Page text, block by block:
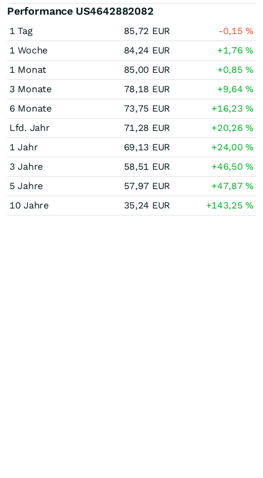
Performance US4642882082
1 Tag 85,72 EUR -0,15%
1 Woche
84,24 EUR +1,76%
1 Monat
85,00 EUR +0,85%
3 Monate
78,18 EUR +9,64%
6 Monate
73,75 EUR +16,23%
Lfd. Jahr
71,28 EUR +20,26%
1 Jahr
69,13 EUR +24,00%
3 Jahre
58,51 EUR +46,50%
5 Jahre
57,97 EUR +47,87%
10 Jahre
35,24 EUR +143,25%